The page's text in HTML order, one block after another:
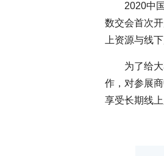
2020中
数交会首次
上资源与线
为了给
作，对参展
享受长期线